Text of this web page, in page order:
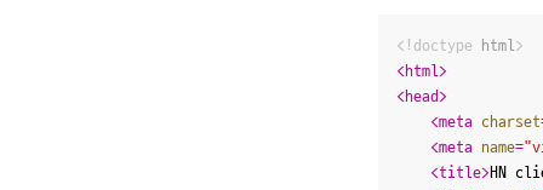
<!doctype html>
<html>
<head>
<meta charset
<meta name=
<title> HN